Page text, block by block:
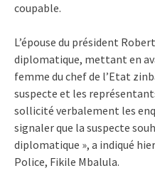
coupable.
L’épouse du président
diplomatique, mettant en
femme du chef de l’Etat
suspecte et les
sollicité verbalement les
signaler que la suspecte
diplomatique », a indiqué
Police, Fikile Mbalula.